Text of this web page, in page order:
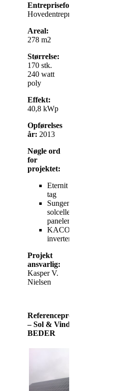
Entrepriseform:
Hovedentreprise
Areal:
278 m2
Størrelse:
170 stk.
240 watt
poly
Effekt:
40,8 kWp
Opførelses
år: 2013
Nøgle ord
for
projektet:
Eternit
tag
Sungen
solcelle
paneler
KACO
invertere
Projekt
ansvarlig:
Kasper V.
Nielsen
Referenceprojekt
– Sol & Vind,
BEDER